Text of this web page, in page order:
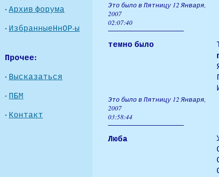
·Архив форума
· ИзбранныеНнОР-ы
Прочее:
· Высказаться
· ПБМ
· Контакт
Это было в Пятницу 12 Января,
2007
02:07:40
темно было
Это было в Пятницу 12 Января,
2007
03:58:44
Люба